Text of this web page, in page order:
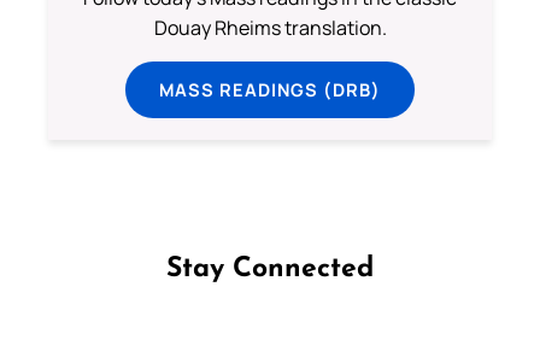
Douay Rheims translation.
MASS READINGS (DRB)
Stay Connected